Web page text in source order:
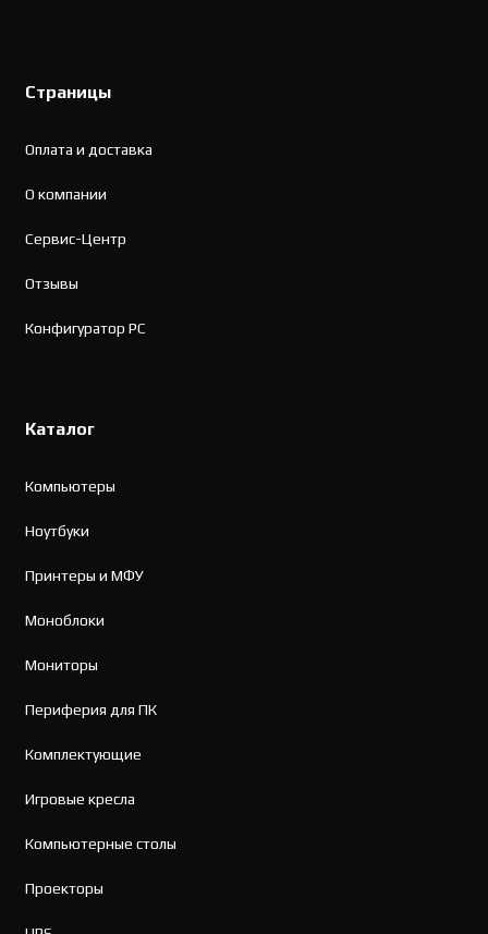
Страницы
Оплата и доставка
О компании
Сервис-Центр
Отзывы
Конфигуратор PC
Каталог
Компьютеры
Ноутбуки
Принтеры и МФУ
Моноблоки
Мониторы
Периферия для ПК
Комплектующие
Игровые кресла
Компьютерные столы
Проекторы